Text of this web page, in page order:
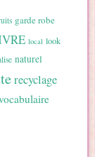
garde robe
local look
naturel
recyclage